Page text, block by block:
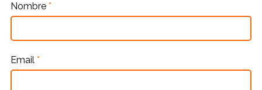
Nombre *
Email *